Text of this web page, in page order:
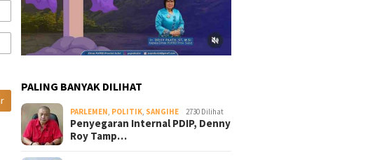
PALING BANYAK DILIHAT
PARLEMEN, POLITIK, SANGIHE 2730 Dilihat
Penyegaran Internal PDIP, Denny
Roy Tamp…